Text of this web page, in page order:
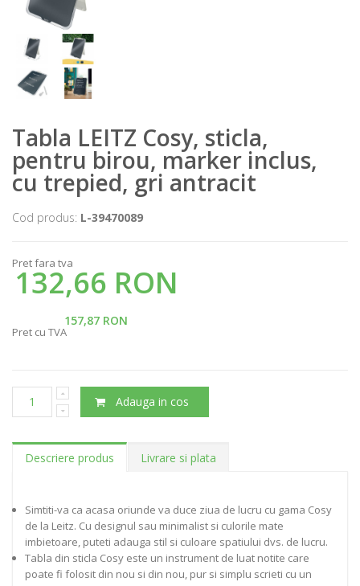
Tabla LEITZ Cosy, sticla,
pentru birou, marker inclus,
cu trepied, gri antracit
Cod produs: L-39470089
Pret fara tva
132,66 RON
157,87 RON
Pret cu TVA
Adauga in cos
Descriere produs Livrare si plata
Simtiti-va ca acasa oriunde va duce ziua de lucru cu gama Cosy
de la Leitz. Cu designul sau minimalist si culorile mate
imbietoare, puteti adauga stil si culoare spatiului dvs. de lucru.
Tabla din sticla Cosy este un instrument de luat notite care
poate fi folosit din nou si din nou, pur si simplu scrieti cu un